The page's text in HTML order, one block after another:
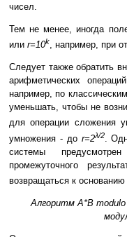
чисел.
Тем не менее, иногда
или r=10k, например, при
Следует также обратить
арифметических
например, по
уменьшать, чтобы не
для операции сложения
умножения - до r=2λ/2.
системы
промежуточного
возвращаться к основанию
Алгоритм A*B